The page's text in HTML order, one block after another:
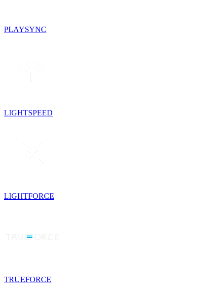
PLAYSYNC
LIGHTSPEED
LIGHTFORCE
TRUEFORCE